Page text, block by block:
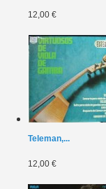
12,00 €
Teleman,...
12,00 €